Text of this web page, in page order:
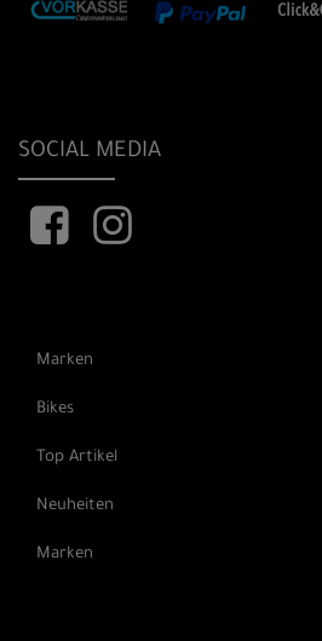
SOCIAL MEDIA
Marken
Bikes
Top Artikel
Neuheiten
Marken